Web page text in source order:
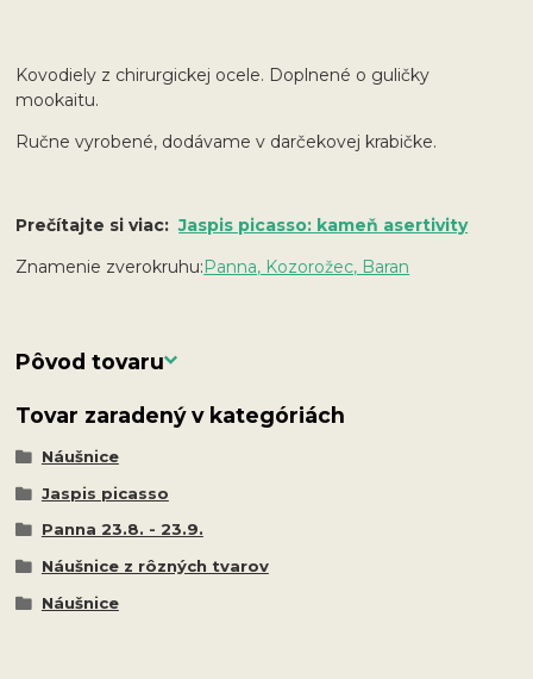
Kovodiely z chirurgickej ocele. Doplnené o guličky
mookaitu.
Ručne vyrobené, dodávame v darčekovej krabičke.
Prečítajte si viac:Jaspis picasso: kameň asertivity
Znamenie zverokruhu:Panna, Kozorožec, Baran
Pôvod tovaru
Tovar zaradený v kategóriách
Náušnice
Jaspis picasso
Panna 23.8. - 23.9.
Náušnice z rôzných tvarov
Náušnice